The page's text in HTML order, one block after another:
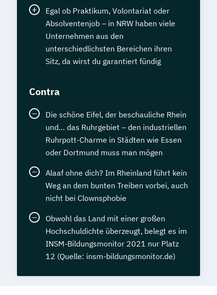
Egal ob Praktikum, Volontariat oder
Absolventenjob – in NRW haben viele
Unternehmen aus den
unterschiedlichsten Bereichen ihren
Sitz, da wirst du garantiert fündig
Contra
Die schöne Eifel, der beschauliche Rhein
und… das Ruhrgebiet – den industriellen
Ruhrpott-Charme in Städten wie Essen
oder Dortmund muss man mögen
Alaaf ohne dich? Im Rheinland führt kein
Weg an dem bunten Treiben vorbei, auch
nicht bei Clownsphobie
Obwohl das Land mit einer großen
Hochschuldichte überzeugt, belegt es im
INSM-Bildungsmonitor 2021 nur Platz
12 (Quelle: insm-bildungsmonitor.de)